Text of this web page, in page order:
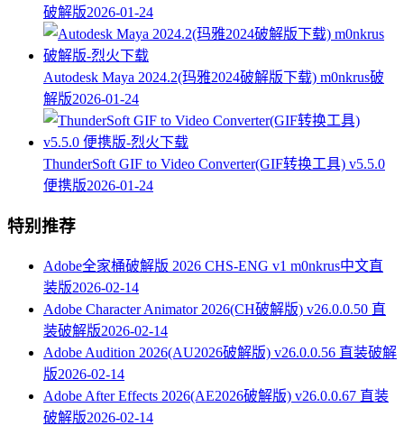
破解版2026-01-24
Autodesk Maya 2024.2(玛雅2024破解版下载) m0nkrus破
解版2026-01-24
ThunderSoft GIF to Video Converter(GIF转换工具) v5.5.0
便携版2026-01-24
特别推荐
Adobe全家桶破解版 2026 CHS-ENG v1 m0nkrus中文直
装版2026-02-14
Adobe Character Animator 2026(CH破解版) v26.0.0.50 直
装破解版2026-02-14
Adobe Audition 2026(AU2026破解版) v26.0.0.56 直装破解
版2026-02-14
Adobe After Effects 2026(AE2026破解版) v26.0.0.67 直装
破解版2026-02-14